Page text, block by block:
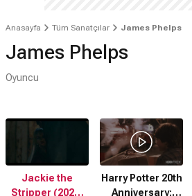
Anasayfa Tüm Sanatçılar James Phelps
James Phelps
Oyuncu
Jackie the
Stripper (2026)
Harry Potter 20th
Anniversary: